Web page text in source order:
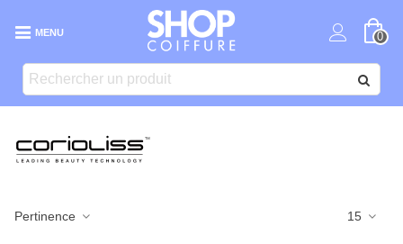
MENU 0
Pertinence 15